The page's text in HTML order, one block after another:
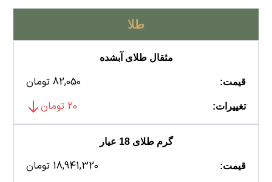
طلا
مثقال طلای آبشده
قیمت: 82,050 تومان
تغییرات: 20 تومان
گرم طلای 18 عیار
قیمت: 18,941,320 تومان